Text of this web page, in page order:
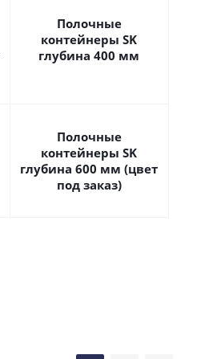
Полочные
контейнеры SK
глубина 400 мм
Полочные
контейнеры SK
глубина 600 мм (цвет
под заказ)